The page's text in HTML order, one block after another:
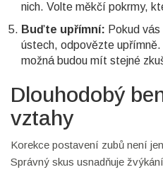
nich. Volte měkčí pokrmy,
Buďte upřímní: Pokud
ústech, odpovězte
možná budou mít stejné
Dlouhodobý
vztahy
Korekce postavení zubů není
Správný skus usnadňuje